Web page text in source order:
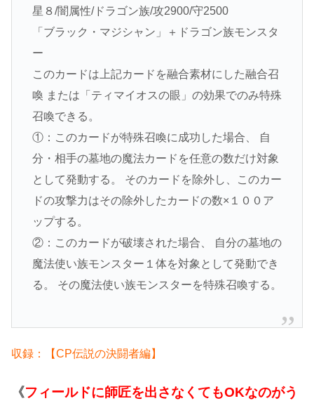
星８/闇属性/ドラゴン族/攻2900/守2500
「ブラック・マジシャン」＋ドラゴン族モンスタ
ー
このカードは上記カードを融合素材にした融合召
喚 または「ティマイオスの眼」の効果でのみ特殊
召喚できる。
①：このカードが特殊召喚に成功した場合、 自
分・相手の墓地の魔法カードを任意の数だけ対象
として発動する。 そのカードを除外し、このカー
ドの攻撃力はその除外したカードの数×１００ア
ップする。
②：このカードが破壊された場合、 自分の墓地の
魔法使い族モンスター１体を対象として発動でき
る。 その魔法使い族モンスターを特殊召喚する。
収録：【CP伝説の決闘者編】
《フィールドに師匠を出さなくてもOKなのがう